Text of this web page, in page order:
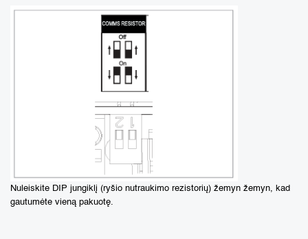
Nuleiskite DIP jungiklį (ryšio nutraukimo rezistorių) žemyn žemyn, kad
gautumėte vieną pakuotę.